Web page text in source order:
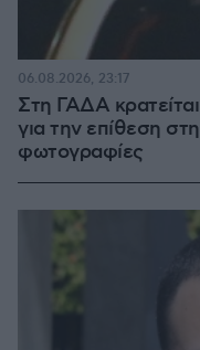
Στη ΓΑΔΑ
για την επίθεση
φωτογραφίες
06.08.2026, 23:17